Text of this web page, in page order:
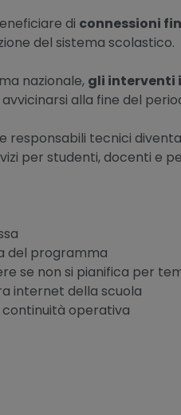
di connessioni
del sistema scolastico.
nazionale, gli interventi
alla fine del
responsabili tecnici
per studenti, docenti e
del programma
se non si pianifica per
internet della scuola
continuità operativa